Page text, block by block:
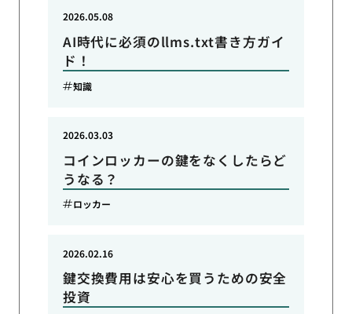
AI時代に必須のllms.txt書き方ガイ
ド！
2026.05.08
知識
コインロッカーの鍵をなくしたらど
うなる？
2026.03.03
ロッカー
鍵交換費用は安心を買うための安全
投資
2026.02.16